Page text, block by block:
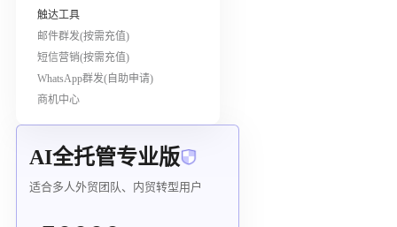
触达工具
邮件群发(按需充值)
短信营销(按需充值)
WhatsApp群发(自助申请)
商机中心
AI全托管专业版
适合多人外贸团队、内贸转型用户